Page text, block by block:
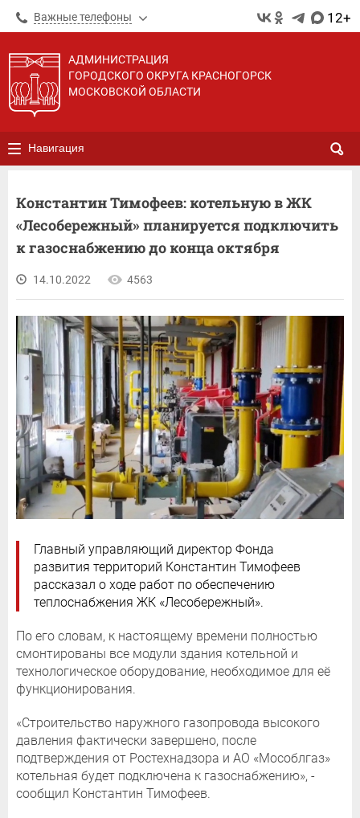
Важные телефоны 12+
АДМИНИСТРАЦИЯ
ГОРОДСКОГО ОКРУГА КРАСНОГОРСК
МОСКОВСКОЙ ОБЛАСТИ
Навигация
Константин Тимофеев: котельную в ЖК
«Лесобережный» планируется подключить
к газоснабжению до конца октября
14.10.2022 4563
Главный управляющий директор Фонда
развития территорий Константин Тимофеев
рассказал о ходе работ по обеспечению
теплоснабжения ЖК «Лесобережный».
По его словам, к настоящему времени полностью
смонтированы все модули здания котельной и
технологическое оборудование, необходимое для её
функционирования.
«Строительство наружного газопровода высокого
давления фактически завершено, после
подтверждения от Ростехнадзора и АО «Мособлгаз»
котельная будет подключена к газоснабжению», -
сообщил Константин Тимофеев.